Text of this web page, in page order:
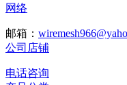
网络
邮箱：
公司店铺
电话咨询